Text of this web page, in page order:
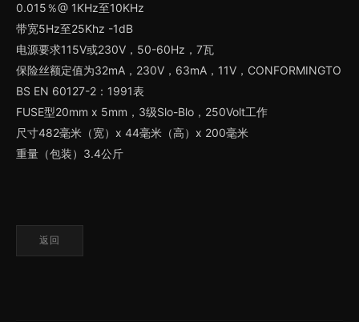
0.015％@ 1KHz至10KHz
带宽5Hz至25Khz -1dB
电源要求115V或230V，50-60Hz，7瓦
保险丝额定值为32mA，230V，63mA，11V，CONFORMINGTO
BS EN 60127-2：1991表
FUSE型20mm x 5mm，3级Slo-Blo，250Volt工作
尺寸482毫米（宽）x 44毫米（高）x 200毫米
重量（包装）3.4公斤
返回